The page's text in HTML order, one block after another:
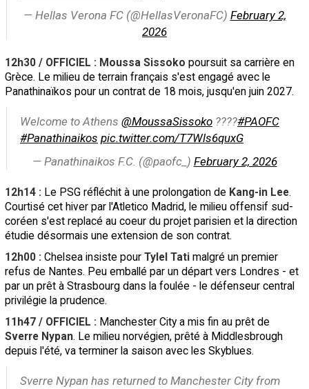
— Hellas Verona FC (@HellasVeronaFC) February 2,
2026
12h30 / OFFICIEL : Moussa Sissoko poursuit sa carrière en
Grèce. Le milieu de terrain français s'est engagé avec le
Panathinaïkos pour un contrat de 18 mois, jusqu'en juin 2027.
Welcome to Athens @MoussaSissoko ????#PAOFC
#Panathinaikos pic.twitter.com/T7Wls6quxG
— Panathinaikos F.C. (@paofc_) February 2, 2026
12h14 : Le PSG réfléchit à une prolongation de Kang-in Lee.
Courtisé cet hiver par l'Atletico Madrid, le milieu offensif sud-
coréen s'est replacé au coeur du projet parisien et la direction
étudie désormais une extension de son contrat.
12h00 : Chelsea insiste pour Tylel Tati malgré un premier
refus de Nantes. Peu emballé par un départ vers Londres - et
par un prêt à Strasbourg dans la foulée - le défenseur central
privilégie la prudence.
11h47 / OFFICIEL : Manchester City a mis fin au prêt de
Sverre Nypan. Le milieu norvégien, prêté à Middlesbrough
depuis l'été, va terminer la saison avec les Skyblues.
Sverre Nypan has returned to Manchester City from